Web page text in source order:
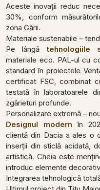
Aceste inovații reduc
30%, conform
zona Gării.
Materiale sustenabile –
Pe lângătehnologiile
materiale eco. PAL-ul cu
standard în proiectele
certificat FSC, combinat
testată în laboratoarele
zgârieturi profunde.
Personalizare extremă –
Designul modern în
clientă din Dacia a ales o
inserții din sticlă acidată,
artistică. Cheia este
introduc elemente
Integrarea tehnologică